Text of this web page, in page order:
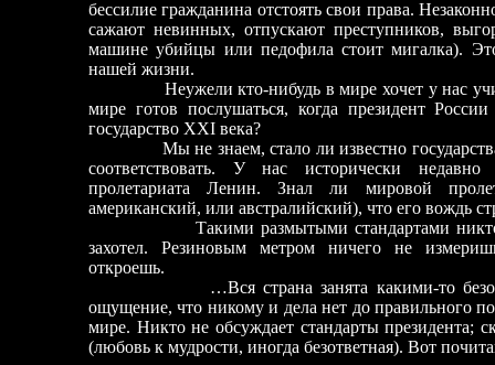
бессилие гражданина отстоять свои права.
сажают невинных, отпускают преступников,
машине убийцы или педофила стоит мигалка).
нашей жизни.
Неужели кто-нибудь в мире хочет у нас
мире готов послушаться, когда президент
государство XXI века?
Мы не знаем, стало ли известно
соответствовать. У нас исторически
пролетариата Ленин. Знал ли мировой
американский, или австралийский), что его вождь
Такими размытыми стандартами никто не
захотел. Резиновым метром ничего не
откроешь.
…Вся страна занята какими-то
ощущение, что никому и дела нет до правильного
мире. Никто не обсуждает стандарты президента;
(любовь к мудрости, иногда безответная). Вот